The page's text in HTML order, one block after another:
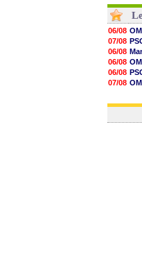
07/08 L3
07/08
07/08
07/08
07/08 L3
07/08
07/08
07/08
07/08 OM
07/08
06/08 OM
07/08
06/08
06/08 OM
06/08
07/08 OM
06/08